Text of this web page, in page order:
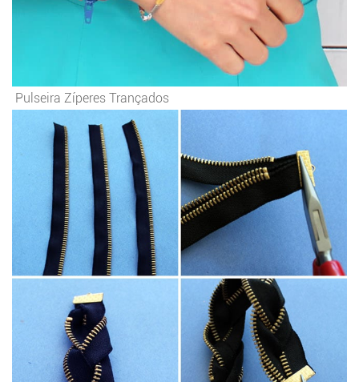
Pulseira Zíperes Trançados